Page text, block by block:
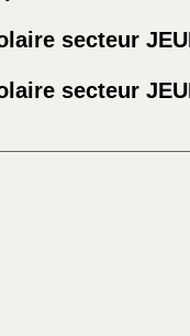
secteur
secteur